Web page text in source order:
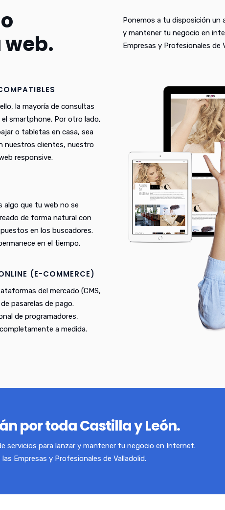
Ponemos a tu disposición un
y mantener tu negocio en
Empresas y Profesionales de
la mayoría de consultas
smartphone. Por otro lado,
o tabletas en casa, sea
nuestros clientes, nuestro
responsive.
algo que tu web no se
de forma natural con
en los buscadores.
en el tiempo.
(E-COMMERCE)
del mercado (CMS,
pasarelas de pago.
de programadores,
a medida.
por toda Castilla y León.
servicios para lanzar y mantener tu negocio en Internet.
Empresas y Profesionales de Valladolid.